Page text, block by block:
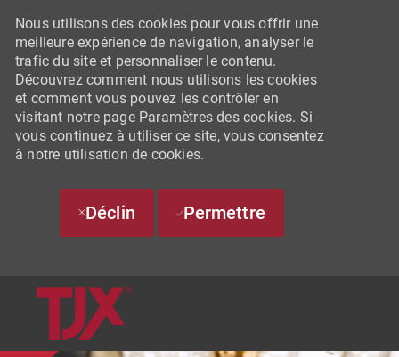
SKIP TO MAIN CONTENT
Nous utilisons des cookies pour vous offrir une
meilleure expérience de navigation, analyser le
trafic du site et personnaliser le contenu.
Découvrez comment nous utilisons les cookies
et comment vous pouvez les contrôler en
visitant notre page Paramètres des cookies. Si
vous continuez à utiliser ce site, vous consentez
à notre utilisation de cookies.
Déclin Permettre